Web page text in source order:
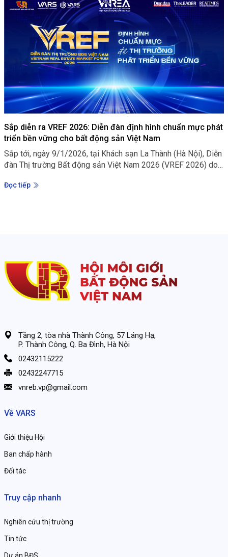
Sắp diễn ra VREF 2026: Diễn đàn định hình chuẩn mực phát
triển bền vững cho bất động sản Việt Nam
Sắp tới, ngày 9/1/2026, tại Khách sạn La Thành (Hà Nội), Diễn
đàn Thị trường Bất động sản Việt Nam 2026 (VREF 2026) do
(VARS IRE) tổ chức sẽ chính thức diễn ra với chuỗi hoạt động
Đọc tiếp
Tầng 2, tòa nhà Thành Công, 57 Láng Hạ,
P. Thành Công, Q. Ba Đình, Hà Nội
02432115222
02432247715
vnreb.vp@gmail.com
Về VARS
Giới thiệu Hội
Ban chấp hành
Đối tác
Truy cập nhanh
Nghiên cứu thị trường
Tin tức